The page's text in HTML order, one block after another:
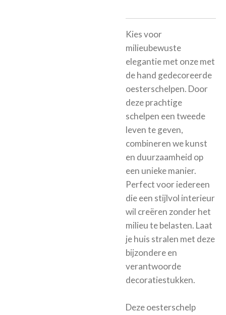
Kies voor
milieubewuste
elegantie met onze met
de hand gedecoreerde
oesterschelpen. Door
deze prachtige
schelpen een tweede
leven te geven,
combineren we kunst
en duurzaamheid op
een unieke manier.
Perfect voor iedereen
die een stijlvol interieur
wil creëren zonder het
milieu te belasten. Laat
je huis stralen met deze
bijzondere en
verantwoorde
decoratiestukken.
Deze oesterschelp